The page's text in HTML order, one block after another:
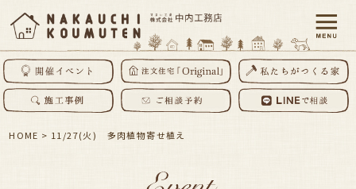
HOME > 11/27(火) 多肉植物寄せ植え